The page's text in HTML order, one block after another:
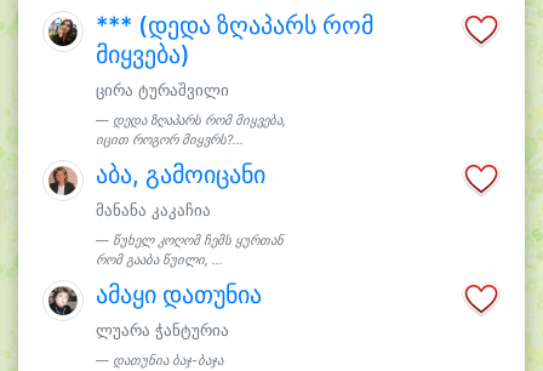
*** (დედა ზღაპარს რომ
მიყვება)
ცირა ტურაშვილი
დედა ზღაპარს რომ მიყვება,
იცით როგორ მიყვრს?...
აბა, გამოიცანი
მანანა კაკაჩია
წუხელ კოღომ ჩემს ყურთან
რომ გააბა წუილი, ...
ამაყი დათუნია
ლუარა ჭანტურია
დათუნია ბაჯ-ბაჯა